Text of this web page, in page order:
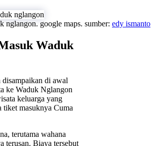
nglangon. google maps. sumber: edy ismanto
Waduk
disampaikan di awal
ke Waduk Nglangon
keluarga yang
tiket masuknya Cuma
terutama wahana
terusan. Biaya tersebut